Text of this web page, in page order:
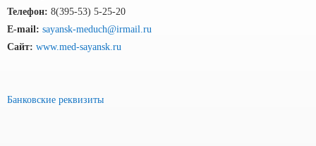
Телефон: 8(395-53) 5-25-20
E-mail: sayansk-meduch@irmail.ru
Сайт: www.med-sayansk.ru
Банковские реквизиты